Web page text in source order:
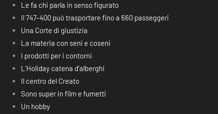
Le fa chi parla in senso figurato
Il 747-400 può trasportare fino a 660 passeggeri
Una Corte di giustizia
La materia con seni e coseni
I prodotti per i contorni
L’Holiday catena d’alberghi
Il centro del Creato
Sono super in film e fumetti
Un hobby